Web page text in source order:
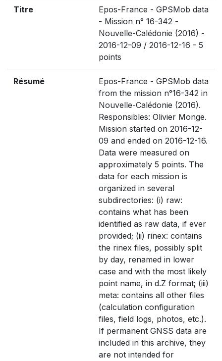
Titre
Epos-France - GPSMob data
- Mission n° 16-342 -
Nouvelle-Calédonie (2016) -
2016-12-09 / 2016-12-16 - 5
points
Résumé
Epos-France - GPSMob data
from the mission n°16-342 in
Nouvelle-Calédonie (2016).
Responsibles: Olivier Monge.
Mission started on 2016-12-
09 and ended on 2016-12-16.
Data were measured on
approximately 5 points. The
data for each mission is
organized in several
subdirectories: (i) raw:
contains what has been
identified as raw data, if ever
provided; (ii) rinex: contains
the rinex files, possibly split
by day, renamed in lower
case and with the most likely
point name, in d.Z format; (iii)
meta: contains all other files
(calculation configuration
files, field logs, photos, etc.).
If permanent GNSS data are
included in this archive, they
are not intended for